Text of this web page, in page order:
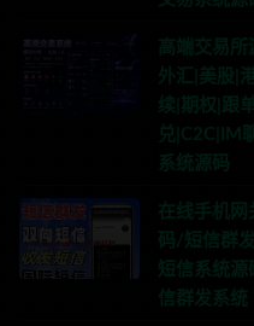
二开联系
高端交易所
外汇|美股|
续|期权|跟
兑|C2C|IM
系统源码
在线手机网
码/短信群
短信系统源
信群发系统